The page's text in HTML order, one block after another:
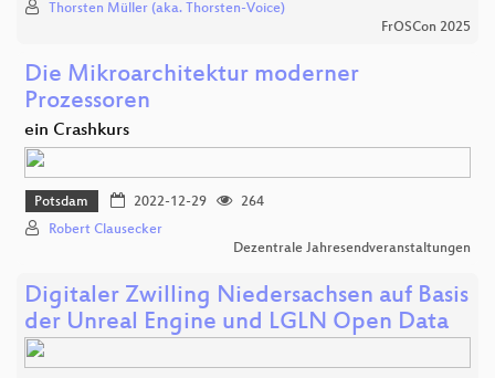
Thorsten Müller (aka. Thorsten-Voice)
FrOSCon 2025
Die Mikroarchitektur moderner
Prozessoren
ein Crashkurs
Potsdam 2022-12-29
264
Robert Clausecker
Dezentrale Jahresendveranstaltungen
Digitaler Zwilling Niedersachsen auf Basis
der Unreal Engine und LGLN Open Data